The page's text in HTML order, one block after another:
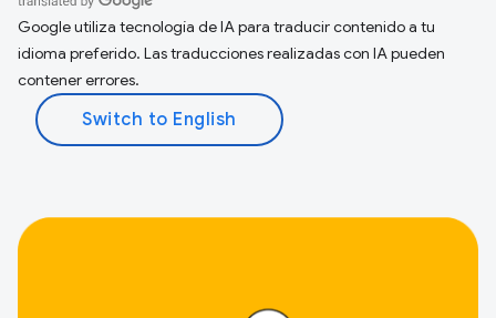
Google utiliza tecnología de IA para traducir contenido a tu
idioma preferido. Las traducciones realizadas con IA pueden
contener errores.